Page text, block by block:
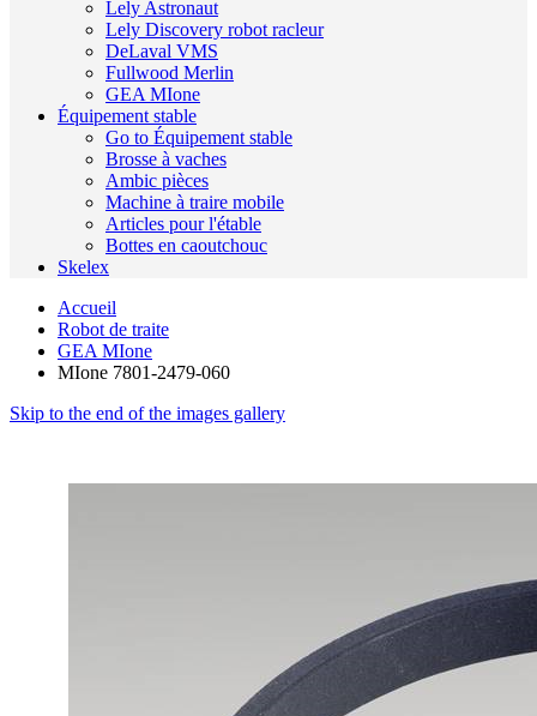
Lely Astronaut
Lely Discovery robot racleur
DeLaval VMS
Fullwood Merlin
GEA MIone
Équipement stable
Go to Équipement stable
Brosse à vaches
Ambic pièces
Machine à traire mobile
Articles pour l'étable
Bottes en caoutchouc
Skelex
Accueil
Robot de traite
GEA MIone
MIone 7801-2479-060
Skip to the end of the images gallery